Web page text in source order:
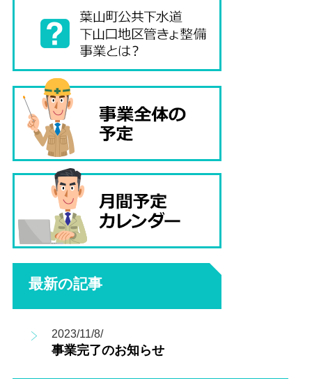
最新の記事
2023/11/8/
事業完了のお知らせ